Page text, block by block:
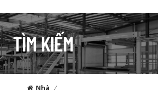
TÌM KIẾM
Nhà /